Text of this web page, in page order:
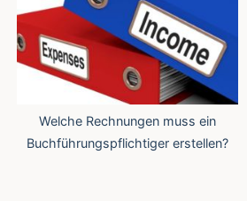
Welche Rechnungen muss ein
Buchführungspflichtiger erstellen?